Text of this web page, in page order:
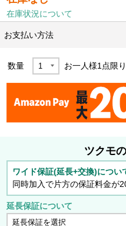
在庫状況について
お支払い方法
数量 お一人様1点限り
ツクモ
ワイド保証(延長+交換)につい
同時加入で片方の保証料金が
延長保証について